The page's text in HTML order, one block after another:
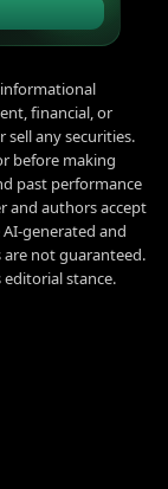
financial, or
any securities.
before making
past performance
and authors accept
generated and
are not guaranteed.
editorial stance.